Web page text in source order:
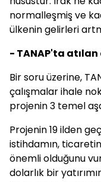
normalleşmiş ve
ülkenin gelirleri
- TANAP'ta
Bir soru üzerine,
çalışmalar ihale
projenin 3 temel
Projenin 19 ilden
istihdamın,
önemli olduğunu
dolarlık bir